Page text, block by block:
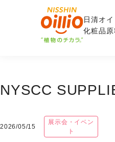
日清オ
化粧品原
NYSCC
2026/05/15
展示会・イベン
ト